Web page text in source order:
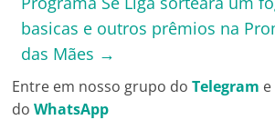
basicas e outros prêmios na
das Mães →
Entre em nosso grupo doTelegram
doWhatsApp